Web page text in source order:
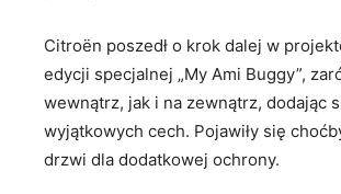
Citroën poszedł o krok dalej w
edycji specjalnej „My Ami Buggy”,
wewnątrz, jak i na zewnątrz, dodając
wyjątkowych cech. Pojawiły się
drzwi dla dodatkowej ochrony.